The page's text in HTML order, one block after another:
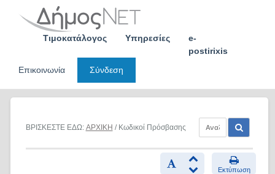
Τιμοκατάλογος Υπηρεσίες
e-
postirixis
Επικοινωνία
Σύνδεση
ΒΡΙΣΚΕΣΤΕ ΕΔΩ: ΑΡΧΙΚΗ / Κωδικοί Πρόσβασης
Εκτύπωση